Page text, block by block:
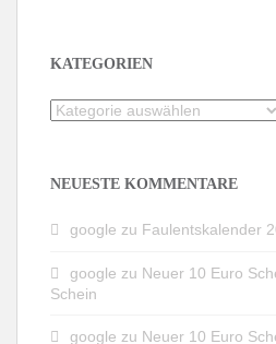
KATEGORIEN
Kategorien
NEUESTE KOMMENTARE
google zu Faulentskalender
google zu Neuer 10 Euro
Schein
google zu Neuer 10 Euro